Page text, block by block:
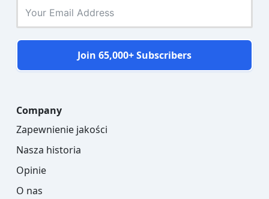
Join 65,000+ Subscribers
Company
Zapewnienie jakości
Nasza historia
Opinie
O nas